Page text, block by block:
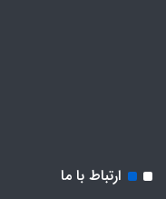
ارتباط با ما